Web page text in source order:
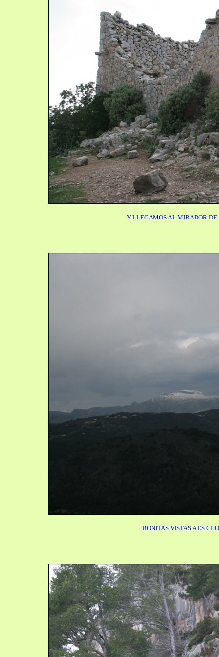
Y LLEGAMOS AL MIRADOR DE
BONITAS VISTAS A ES